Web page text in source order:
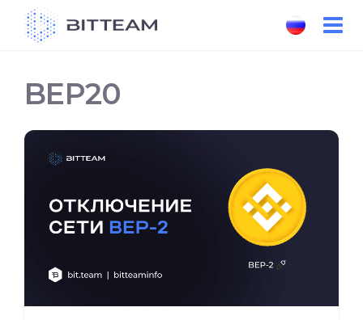
BEP20